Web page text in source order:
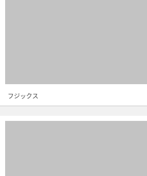
フジックス